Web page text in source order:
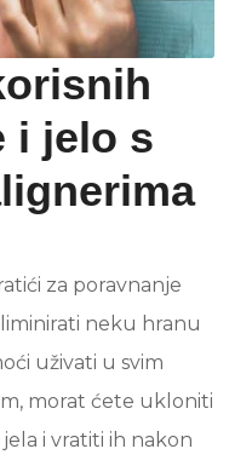
i jelo s
za poravnanje
neku hranu
uživati u svim
morat ćete ukloniti
i vratiti ih nakon